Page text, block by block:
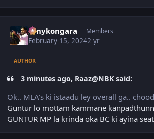
sonykongara Members
February 15, 20242 yr
AUTHOR
3 minutes ago, Raaz@NBK said:
Ok.. MLA’s ki istaadu ley overall ga..
Guntur lo mottam kammane
GUNTUR MP la krinda oka BC ki ayina